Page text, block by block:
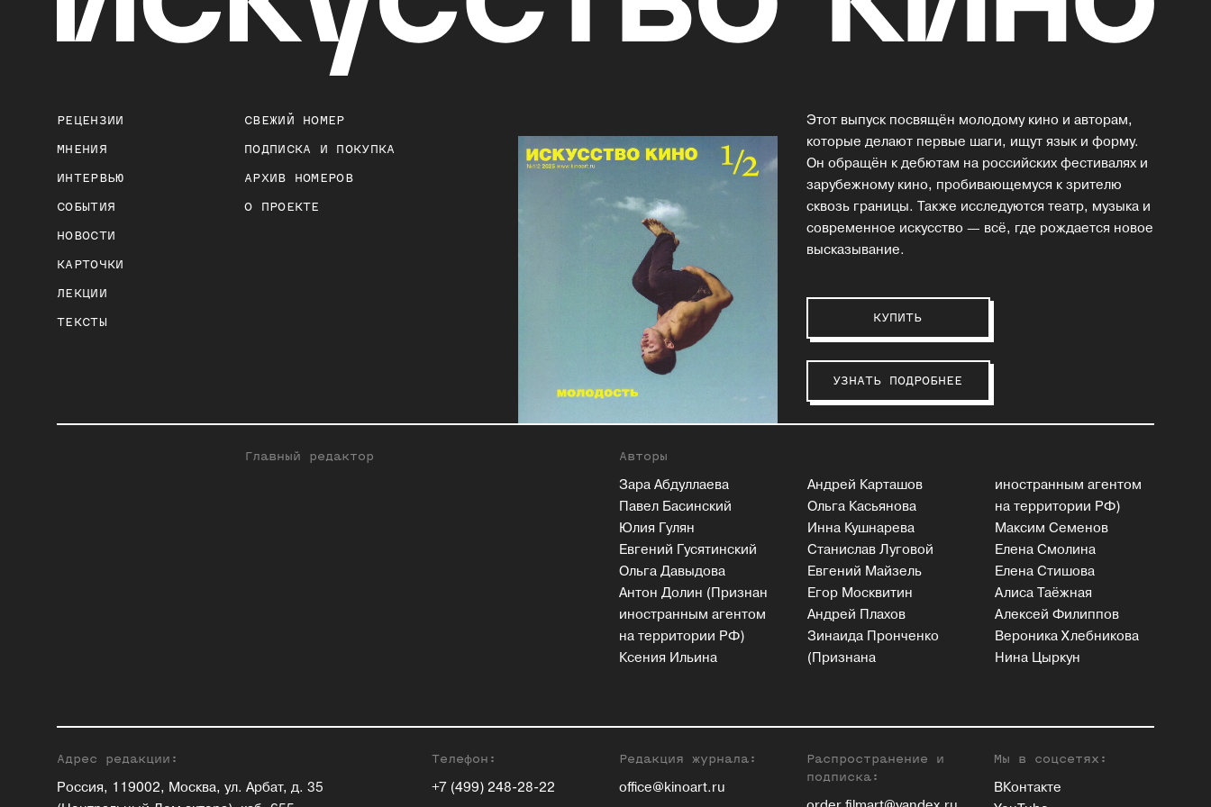
РЕЦЕНЗИИ
МНЕНИЯ
ИНТЕРВЬЮ
СОБЫТИЯ
НОВОСТИ
КАРТОЧКИ
ЛЕКЦИИ
ТЕКСТЫ
СВЕЖИЙ НОМЕР
ПОДПИСКА И ПОКУПКА
АРХИВ НОМЕРОВ
О ПРОЕКТЕ
Этот выпуск посвящён молодому кино и авторам,
которые делают первые шаги, ищут язык и форму.
Он обращён к дебютам на российских фестивалях и
зарубежному кино, пробивающемуся к зрителю
сквозь границы. Также исследуются театр, музыка и
современное искусство — всё, где рождается новое
высказывание.
КУПИТЬ
УЗНАТЬ ПОДРОБНЕЕ
Главный редактор Авторы
Зара Абдуллаева
Павел Басинский
Юлия Гулян
Евгений Гусятинский
Ольга Давыдова
Антон Долин (Признан
иностранным агентом
на территории РФ)
Ксения Ильина
Андрей Карташов
Ольга Касьянова
Инна Кушнарева
Станислав Луговой
Евгений Майзель
Егор Москвитин
Андрей Плахов
Зинаида Пронченко
(Признана
иностранным агентом
на территории РФ)
Максим Семенов
Елена Смолина
Елена Стишова
Алиса Таёжная
Алексей Филиппов
Вероника Хлебникова
Нина Цыркун
Адрес редакции:
Россия, 119002, Москва, ул. Арбат, д. 35
Телефон:
+7 (499) 248-28-22
Редакция журнала:
office@kinoart.ru
Распространение и
подписка:
Мы в соцсетях:
ВКонтакте